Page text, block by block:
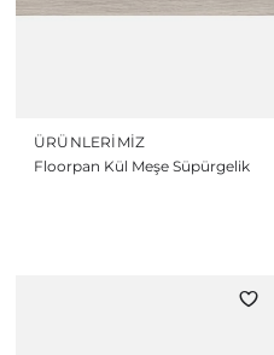
ÜRÜNLERIMIZ
Floorpan Kül Meşe Süpürgelik